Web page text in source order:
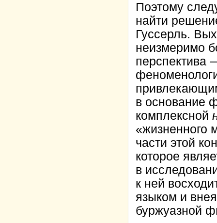
Поэтому
найти
Гуссерль.
неизмеримо
перспектива
в основание
комплексной
«жизненного
части этой
которое
в
к ней
языком и
буржуазной